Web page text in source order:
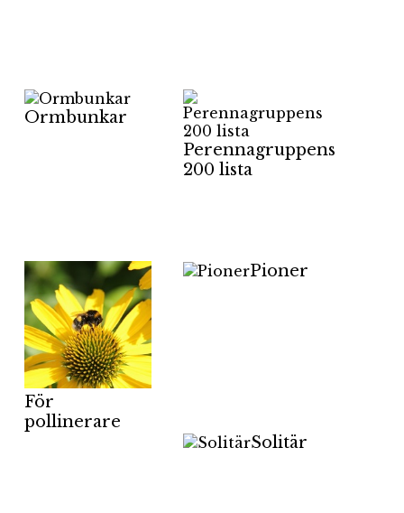
Ormbunkar
Perennagruppens
200 lista
För
pollinerare
Pioner
Solitär